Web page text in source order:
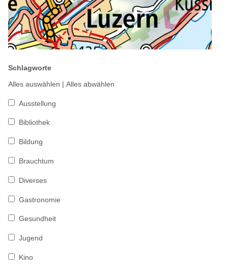
Schlagworte
Alles auswählen | Alles abwählen
Ausstellung
Bibliothek
Bildung
Brauchtum
Diverses
Gastronomie
Gesundheit
Jugend
Kino